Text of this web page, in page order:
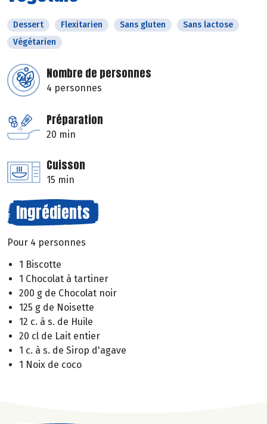
Dessert Flexitarien Sans gluten
Sans lactose
Végétarien
Nombre de personnes
4 personnes
Préparation
20 min
Cuisson
15 min
Ingrédients
Pour 4 personnes
1 Biscotte
1 Chocolat à tartiner
200 g de Chocolat noir
125 g de Noisette
12 c. à s. de Huile
20 cl de Lait entier
1 c. à s. de Sirop d'agave
1 Noix de coco